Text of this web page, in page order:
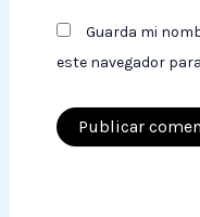
Guarda mi
este navegador